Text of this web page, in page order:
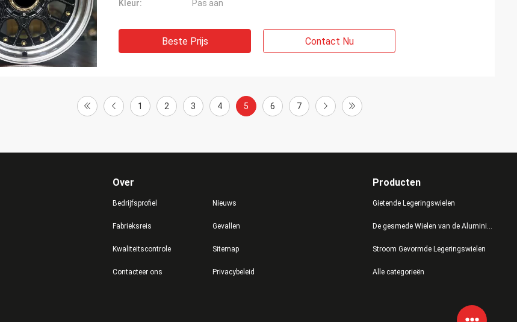
Kleur:
Pas aan
Beste Prijs Contact Nu
1 2 3 4 5 6 7
Over
Bedrijfsprofiel
Fabrieksreis
Kwaliteitscontrole
Contacteer ons
Nieuws
Gevallen
Sitemap
Privacybeleid
Producten
Gietende Legeringswielen
De gesmede Wielen van de Aluminiumlegering
Stroom Gevormde Legeringswielen
Alle categorieën